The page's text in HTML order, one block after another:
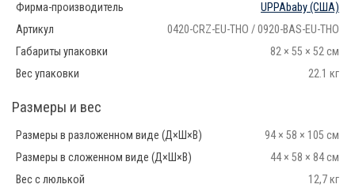
Фирма-производитель UPPAbaby(США)
Артикул
0420-CRZ-EU-THO / 0920-BAS-EU-THO
Габариты упаковки
82 × 55 × 52 см
Вес упаковки
22.1 кг
Размеры и вес
Размеры в разложенном виде (Д×Ш×В)
94 × 58 × 105 см
Размеры в сложенном виде (Д×Ш×В)
44 × 58 × 84 см
Вес с люлькой
12,7 кг